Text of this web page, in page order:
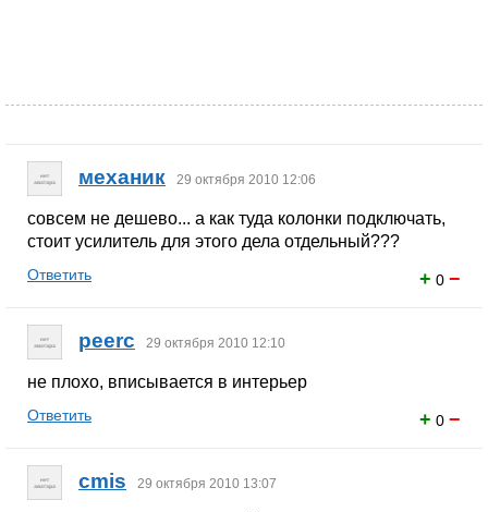
механик 29 октября 2010 12:06
совсем не дешево... а как туда колонки подключать,
стоит усилитель для этого дела отдельный???
+ 0 −
Ответить
peerc 29 октября 2010 12:10
не плохо, вписывается в интерьер
+ 0 −
Ответить
cmis 29 октября 2010 13:07